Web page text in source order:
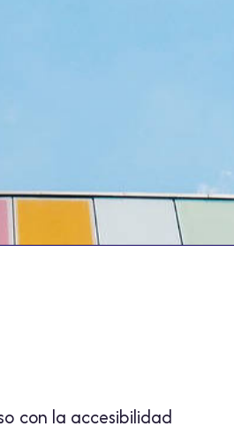
con la accesibilidad